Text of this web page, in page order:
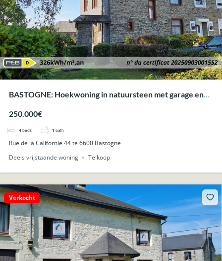
BASTOGNE: Hoekwoning in natuursteen met garage en
250.000€
4 beds 1 bath
Rue de la Californie 44 te 6600 Bastogne
Deels vrijstaande woning
Te koop
Verkocht